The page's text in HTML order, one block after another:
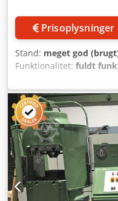
Prisoplysninger
Stand: meget god
Funktionalitet: fuldt
t. Fri mellemrum: 420
Indbygningshøjde:
Vægt: 3.700 kg.